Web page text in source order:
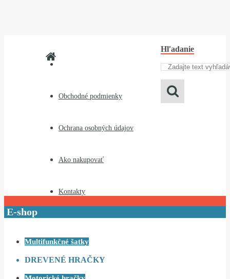
Obchodné podmienky
Ochrana osobných údajov
Ako nakupovať
Kontakty
Hľadanie
E-shop
Multifunkčné šatky
DREVENÉ HRAČKY